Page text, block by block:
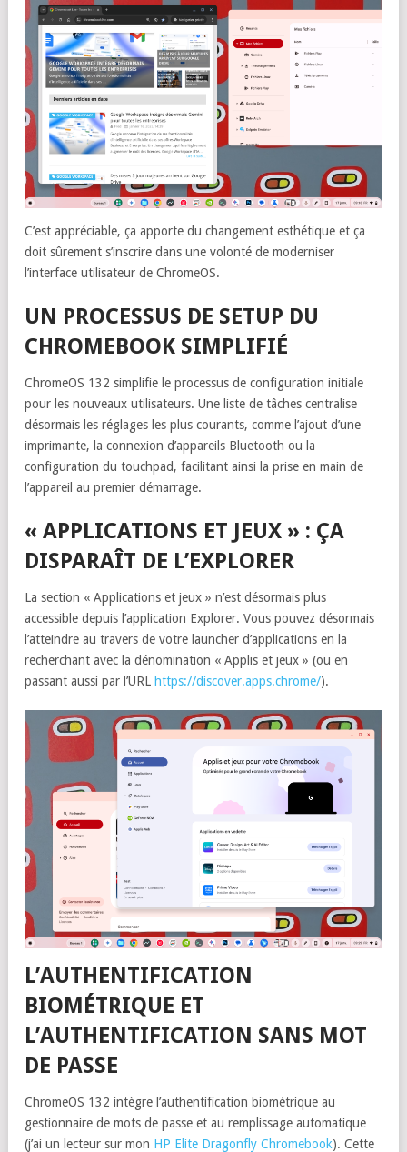
C’est appréciable, ça apporte du changement esthétique et ça
doit sûrement s’inscrire dans une volonté de moderniser
l’interface utilisateur de ChromeOS.
UN PROCESSUS DE SETUP DU
CHROMEBOOK SIMPLIFIÉ
ChromeOS 132 simplifie le processus de configuration initiale
pour les nouveaux utilisateurs. Une liste de tâches centralise
désormais les réglages les plus courants, comme l’ajout d’une
imprimante, la connexion d’appareils Bluetooth ou la
configuration du touchpad, facilitant ainsi la prise en main de
l’appareil au premier démarrage.
« APPLICATIONS ET JEUX » : ÇA
DISPARAÎT DE L’EXPLORER
La section « Applications et jeux » n’est désormais plus
accessible depuis l’application Explorer. Vous pouvez désormais
l’atteindre au travers de votre launcher d’applications en la
recherchant avec la dénomination « Applis et jeux » (ou en
passant aussi par l’URL https://discover.apps.chrome/).
L’AUTHENTIFICATION
BIOMÉTRIQUE ET
L’AUTHENTIFICATION SANS MOT
DE PASSE
ChromeOS 132 intègre l’authentification biométrique au
gestionnaire de mots de passe et au remplissage automatique
(j’ai un lecteur sur mon HP Elite Dragonfly Chromebook). Cette